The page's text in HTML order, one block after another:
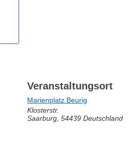
Veranstaltungsort
Marienplatz Beurig
Klosterstr.
Saarburg 54439 Deutschland